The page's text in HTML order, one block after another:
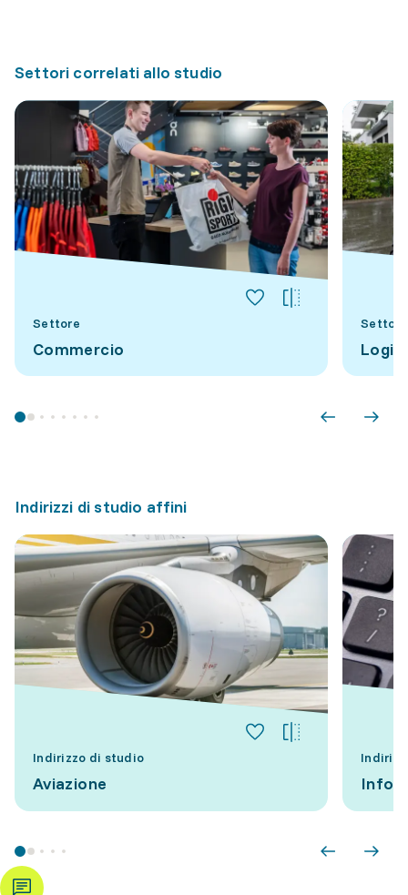
Settori correlati allo studio
Settore
Commercio
Settore
Indirizzi di studio affini
Indirizzo di studio
Aviazione